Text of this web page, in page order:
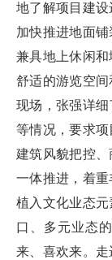
地了解项目建设
加快推进地面
兼具地上休闲
舒适的游览空
现场，张强详
等情况，要求
建筑风貌把控、
一体推进，着重
植入文化业态
口、多元业态
来、喜欢来。